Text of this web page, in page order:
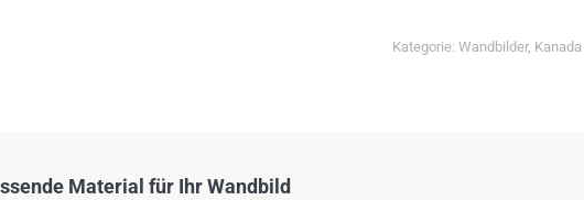
Kategorie: Wandbilder, Kanada
Material für Ihr Wandbild